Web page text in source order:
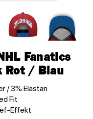
Fanatics
Rot / Blau
/ 3% Elastan
Fit
Effekt